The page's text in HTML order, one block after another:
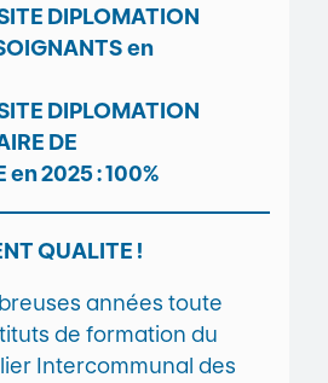
DIPLOMATION
en
DIPLOMATION
DE
en 2025 : 100%
QUALITE !
années toute
de formation du
Intercommunal des